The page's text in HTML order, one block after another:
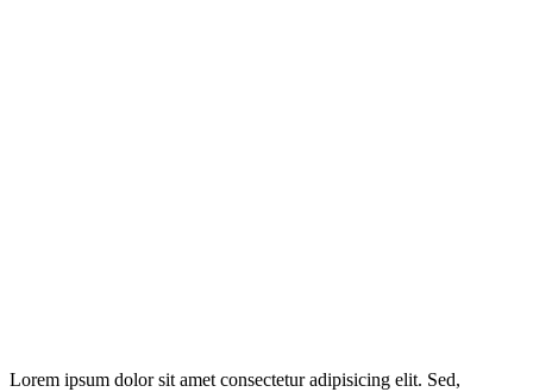
Lorem ipsum dolor sit amet consectetur adipisicing elit. Sed,